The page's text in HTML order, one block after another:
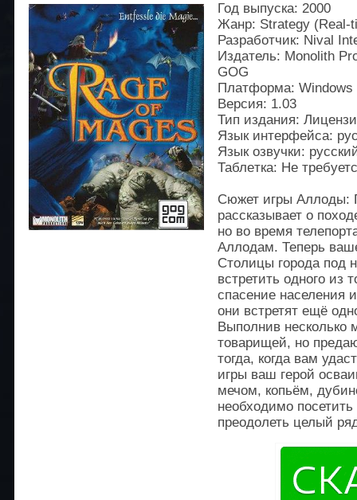
Год выпуска: 2000
Жанр: Strategy (Real-
Разработчик: Nival
Издатель: Monolith
GOG
Платформа: Windows
Версия: 1.03
Тип издания:
Язык интерфейса:
Язык озвучки:
Таблeтка: Не
Сюжет игры Аллоды:
рассказывает о
но во время
Аллодам. Теперь
Столицы города под
встретить одного из
спасение населения
они встретят ещё
Выполнив несколько
товарищей, но
тогда, когда вам
игры ваш герой
мечом, копьём,
необходимо
преодолеть целый